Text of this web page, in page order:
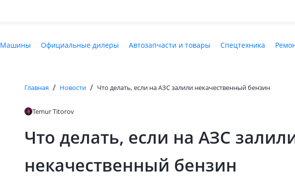
Машины Официальные дилеры Автозапчасти и товары Спецтехника
Главная / Новости / Что делать, если на АЗС залили некачественный бензин
Temur Titorov
Что делать, если на АЗС
некачественный бензин